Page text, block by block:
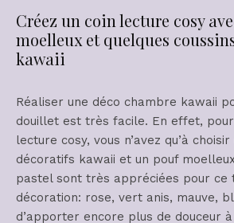
Créez un coin lecture cosy
moelleux et quelques
kawaii
Réaliser une déco chambre kawaii
douillet est très facile. En effet,
lecture cosy, vous n’avez qu’à
décoratifs kawaii et un pouf
pastel sont très appréciées pour ce
décoration: rose, vert anis, mauve,
d’apporter encore plus de douceur